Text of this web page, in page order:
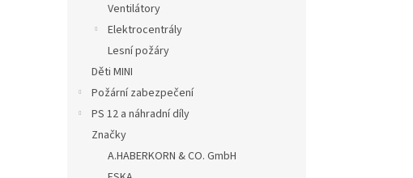
Ventilátory
Elektrocentrály
Lesní požáry
Děti MINI
Požární zabezpečení
PS 12 a náhradní díly
Značky
A.HABERKORN & CO. GmbH